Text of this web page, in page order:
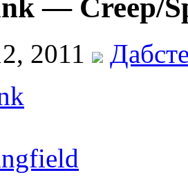
— Creep/
2011